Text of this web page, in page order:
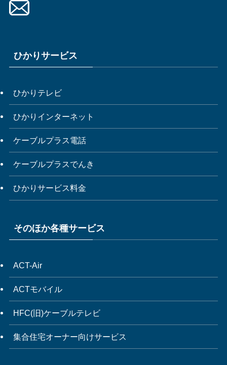
ひかりサービス
ひかりテレビ
ひかりインターネット
ケーブルプラス電話
ケーブルプラスでんき
ひかりサービス料金
そのほか各種サービス
ACT-Air
ACTモバイル
HFC(旧)ケーブルテレビ
集合住宅オーナー向けサービス